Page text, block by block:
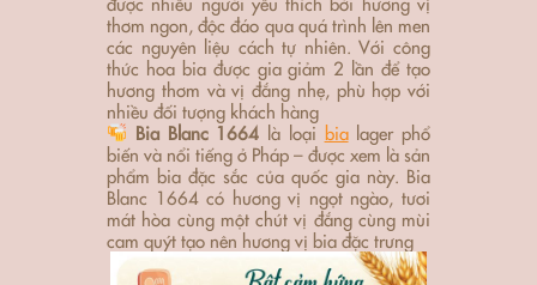
thơm ngon, độc đáo qua quá trình lên men
các nguyên liệu cách tự nhiên. Với công
thức hoa bia được gia giảm 2 lần để tạo
hương thơm và vị đắng nhẹ, phù hợp với
nhiều đối tượng khách hàng
Bia Blanc 1664 là loại bialager phổ
biến và nổi tiếng ở Pháp – được xem là sản
phẩm bia đặc sắc của quốc gia này. Bia
Blanc 1664 có hương vị ngọt ngào, tươi
mát hòa cùng một chút vị đắng cùng mùi
cam quýt tạo nên hương vị bia đặc trưng